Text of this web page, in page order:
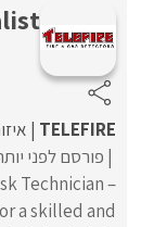
TELEFIRE
פורסם לפני
Technician –
a skilled and